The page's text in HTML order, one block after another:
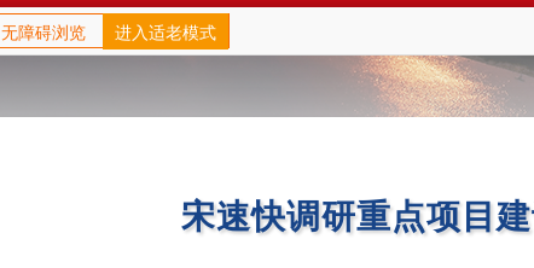
无障碍浏览 进入适老模式
宋速快调研重点项目